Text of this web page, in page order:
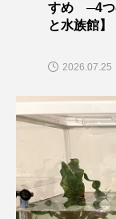
カブトエビ
キジハタ
キビナゴ
ギギ ギン
すめ ─4つ
と水族館】
2026.07.25